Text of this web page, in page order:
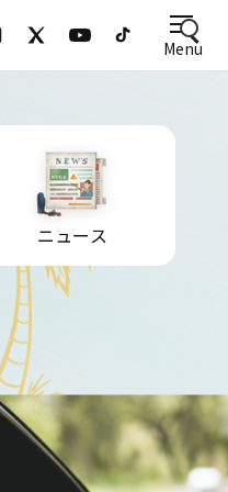
Menu
ニュース